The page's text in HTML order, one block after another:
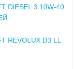
3 10W-40
D3 LL